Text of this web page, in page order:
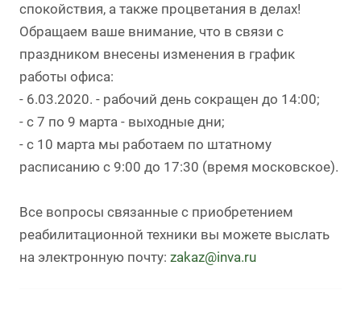
спокойствия, а также процветания в делах!
Обращаем ваше внимание, что в связи с
праздником внесены изменения в график
работы офиса:
- 6.03.2020. - рабочий день сокращен до 14:00;
- с 7 по 9 марта - выходные дни;
- с 10 марта мы работаем по штатному
расписанию с 9:00 до 17:30 (время московское).
Все вопросы связанные с приобретением
реабилитационной техники вы можете выслать
на электронную почту: zakaz@inva.ru